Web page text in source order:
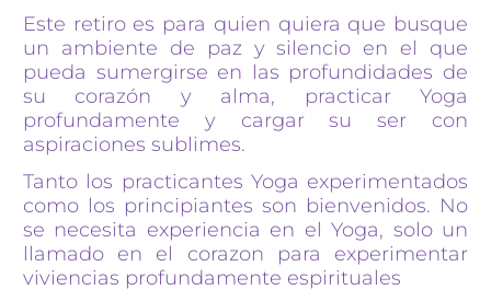
Este retiro es para quien quiera que busque
un ambiente de paz y silencio en el que
pueda sumergirse en las profundidades de
su corazón y alma, practicar Yoga
profundamente y cargar su ser con
aspiraciones sublimes.
Tanto los practicantes Yoga experimentados
como los principiantes son bienvenidos. No
se necesita experiencia en el Yoga, solo un
llamado en el corazon para experimentar
viviencias profundamente espirituales